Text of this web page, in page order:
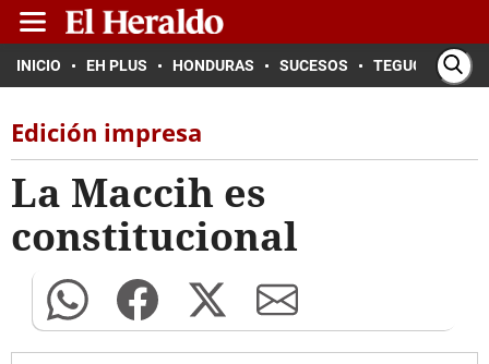
INICIO EH PLUS HONDURAS SUCESOS TEGUCIGALPA
Edición impresa
La Maccih es
constitucional